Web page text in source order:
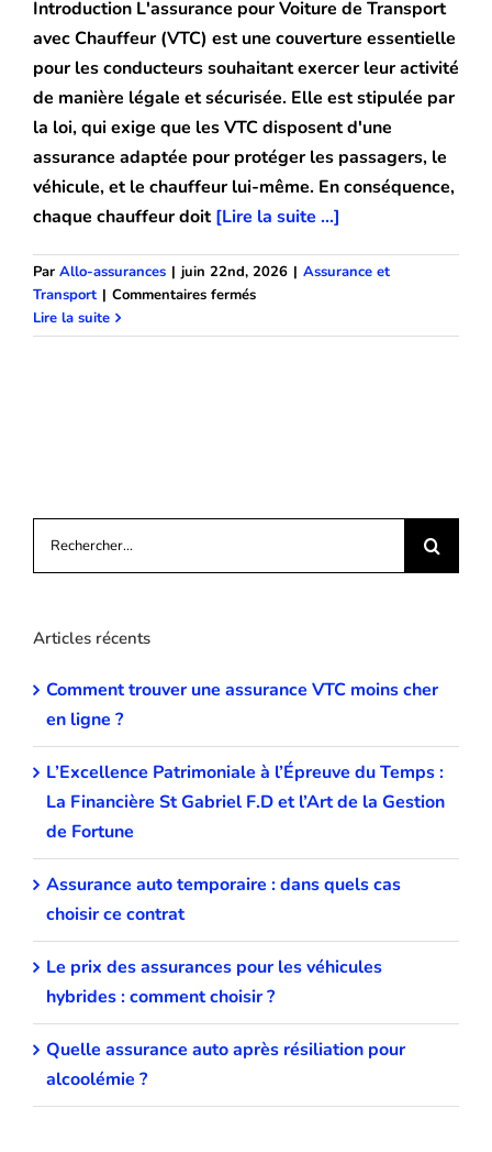
Blog
Introduction L'assurance pour Voiture de Transport
avec Chauffeur (VTC) est une couverture essentielle
pour les conducteurs souhaitant exercer leur activité
de manière légale et sécurisée. Elle est stipulée par
la loi, qui exige que les VTC disposent d'une
assurance adaptée pour protéger les passagers, le
véhicule, et le chauffeur lui-même. En conséquence,
chaque chauffeur doit[Lire la suite ...]
Par Allo-assurances | juin 22nd, 2026 | Assurance et
Transport | Commentaires ferméssur
trouver
?
Lire la suite
Articles récents
Comment trouver une assurance VTC moins cher
en ligne ?
L’Excellence Patrimoniale à l’Épreuve du Temps :
La Financière St Gabriel F.D et l’Art de la Gestion
de Fortune
Assurance auto temporaire : dans quels cas
choisir ce contrat
Le prix des assurances pour les véhicules
hybrides : comment choisir ?
Quelle assurance auto après résiliation pour
alcoolémie ?